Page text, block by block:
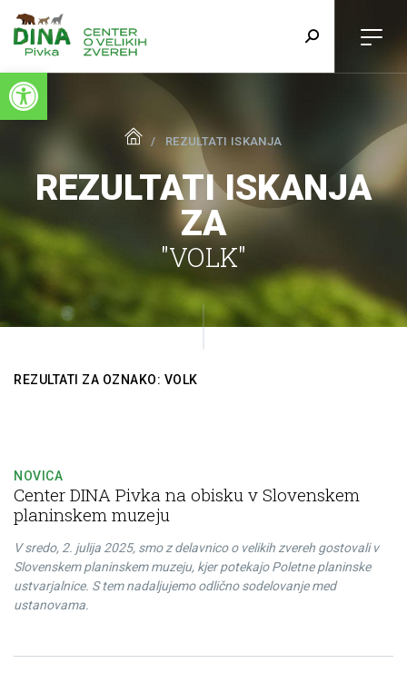
Open toolbar
REZULTATI ISKANJA
REZULTATI ISKANJA
ZA
"VOLK"
REZULTATI ZA OZNAKO: VOLK
NOVICA
Center DINA Pivka na obisku v Slovenskem
planinskem muzeju
V sredo, 2. julija 2025, smo z delavnico o velikih zvereh gostovali v
Slovenskem planinskem muzeju, kjer potekajo Poletne planinske
ustvarjalnice. S tem nadaljujemo odlično sodelovanje med
ustanovama.